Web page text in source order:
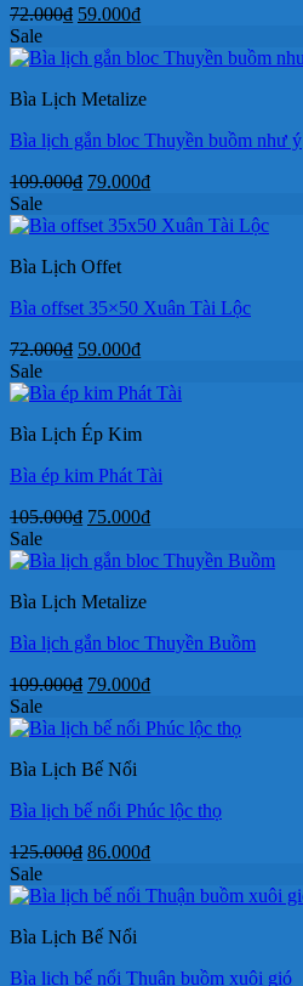
72.000₫ Giá
là:
59.000₫Giá
tại
59.000₫.
Sale
Bìa Lịch Metalize
Bìa lịch gắn bloc Thuyền buồm như ý
109.000₫ Giá
là:
79.000₫Giá
tại
Sale
Bìa Lịch Offet
Bìa offset 35×50 Xuân Tài Lộc
72.000₫ Giá
là:
59.000₫Giá
tại
59.000₫.
Sale
Bìa Lịch Ép Kim
Bìa ép kim Phát Tài
105.000₫ Giá
là:
75.000₫Giá
tại
Sale
Bìa Lịch Metalize
Bìa lịch gắn bloc Thuyền Buồm
109.000₫ Giá
là:
79.000₫Giá
tại
Sale
Bìa Lịch Bế Nổi
Bìa lịch bế nổi Phúc lộc thọ
125.000₫ Giá
là:
86.000₫Giá
tại
Sale
Bìa Lịch Bế Nổi
Bìa lịch bế nổi Thuận buồm xuôi gió